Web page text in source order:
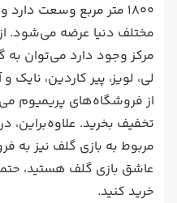
مختلف دنیا عرضه می‌شود.
مرکز وجود دارد می‌توان به
لی، لویز، پیر کاردین،
تخفیف بخرید. علاوه‌براین،
مربوط به بازی گلف نیز به
عاشق بازی گلف هستید، حتماً
خرید کنید.